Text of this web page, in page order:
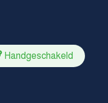
Handgeschakeld